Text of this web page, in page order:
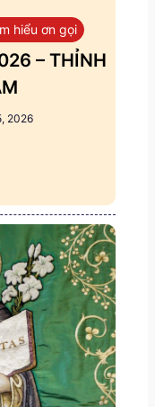
hiểu ơn gọi
– THỈNH
2026